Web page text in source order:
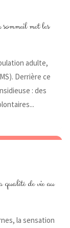
met les
adulte,
Derrière ce
: des
qualité de vie au
la sensation